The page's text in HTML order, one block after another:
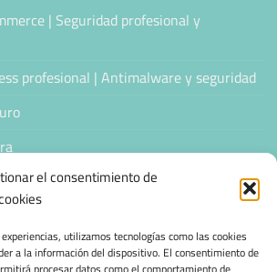
el consentimiento de
utilizamos tecnologías como las cookies
a la información del dispositivo. El consentimiento de
| Seguridad profesional y
profesional | Antimalware y seguridad